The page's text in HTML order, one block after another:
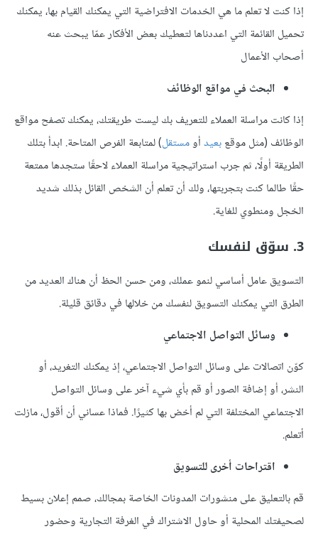
إذا كنت لا تعلم ما هي الخدمات الافتراضية التي يمكنك القيام بها، يمكنك
تحميل القائمة التي اعددناها لتعطيك بعض الأفكار عمّا يبحث عنه
أصحاب الأعمال
البحث في مواقع الوظائف
إذا كانت مراسلة العملاء للتعريف بك ليست طريقتك، يمكنك تصفح مواقع
الوظائف (مثل موقعبعيدأومستقل) لمتابعة الفرص المتاحة. ابدأ بتلك
الطريقة أولًا، ثم جرب استراتيجية مراسلة العملاء لاحقًا ستجدها ممتعة
حقًا طالما كنت بتجربتها، ولك أن تعلم أن الشخص القائل بذلك شديد
الخجل ومنطوي للغاية.
3. سوّق لنفسك
التسويق عامل أساسي لنمو عملك، ومن حسن الحظ أن هناك العديد من
الطرق التي يمكنك التسويق لنفسك من خلالها في دقائق قليلة.
وسائل التواصل الاجتماعي
كوّن اتصالات على وسائل التواصل الاجتماعي، إذ يمكنك التغريد، أو
النشر، أو إضافة الصور أو قم بأي شيء آخر على وسائل التواصل
الاجتماعي المختلفة التي لم أخض بها كثيرًا. فماذا عساني أن أقول، مازلت
أتعلم.
اقتراحات أخرى للتسويق
قم بالتعليق على منشورات المدونات الخاصة بمجالك، صمم إعلان بسيط
لصحيفتك المحلية أو حاول الاشتراك في الغرفة التجارية وحضور